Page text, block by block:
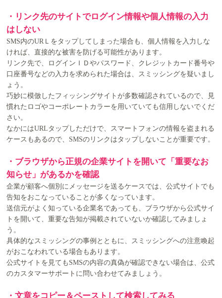
・リンク先のサイトでログイン情報や個人情報の入力
はしない
SMS内のURＬをタップしてしまった場合も、個人情報を入力しな
ければ、直接的な被害を防げる可能性があります。
リンク先で、ログインＩＤやパスワード、クレジットカード番号や
口座番号などの入力を求められた場合は、スミッシングを疑いまし
ょう。
巧妙に模倣したフィッシングサイトが多数確認されているので、見
慣れたロゴやコーポレートカラーを用いていても信用しないでくだ
さい。
なかにはURLタップしただけで、スマートフォンの情報を盗まれる
ケースもあるので、SMSのリンクはタップしないことが重要です。
・ブラウザから正規の企業サイトを開いて「重要なお
知らせ」があるかを確認
企業が顧客へ個別にメッセージを送るケースでは、公式サイトでも
告知をおこなっていることが多くなっています。
送信元がよく知っている企業名であっても、ブラウザから公式サイ
トを開いて、重要な告知が掲載されていないか確認してみましょ
う。
具体的なスミッシングの事例とともに、スミッシングへの注意喚起
がおこなわれている場合もあります。
公式サイトを見てもSMSの内容の真偽が確認できない場合は、公式
のカスタマーサポートに問い合わせてみましょう。
・文章をコピー＆ペーストして検索してみる